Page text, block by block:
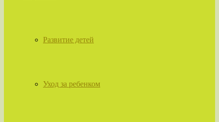
Развитие детей
Уход за ребенком